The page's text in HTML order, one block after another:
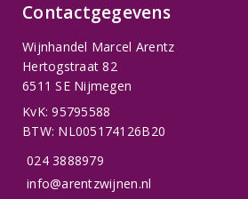
Contactgegevens
Wijnhandel Marcel Arentz
Hertogstraat 82
6511 SE Nijmegen
KvK: 95795588
BTW: NL005174126B20
024 3888979
info@arentzwijnen.nl